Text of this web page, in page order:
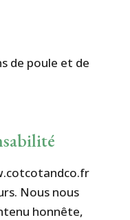
de poule et de
Nous nous
honnête,